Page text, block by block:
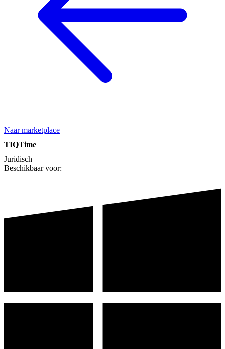
Naar marketplace
TIQTime
Juridisch
Beschikbaar voor: